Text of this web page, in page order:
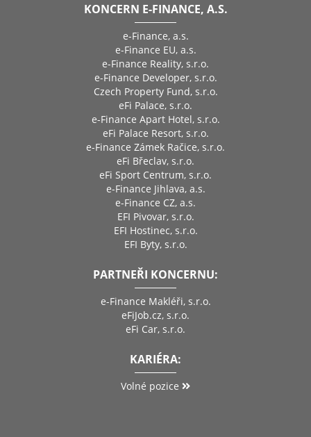
KONCERN E-FINANCE, A.S.
e-Finance, a.s.
e-Finance EU, a.s.
e-Finance Reality, s.r.o.
e-Finance Developer, s.r.o.
Czech Property Fund, s.r.o.
eFi Palace, s.r.o.
e-Finance Apart Hotel, s.r.o.
eFi Palace Resort, s.r.o.
e-Finance Zámek Račice, s.r.o.
eFi Břeclav, s.r.o.
eFi Sport Centrum, s.r.o.
e-Finance Jihlava, a.s.
e-Finance CZ, a.s.
EFI Pivovar, s.r.o.
EFI Hostinec, s.r.o.
EFI Byty, s.r.o.
PARTNEŘI KONCERNU:
e-Finance Makléři, s.r.o.
eFiJob.cz, s.r.o.
eFi Car, s.r.o.
KARIÉRA:
Volné pozice